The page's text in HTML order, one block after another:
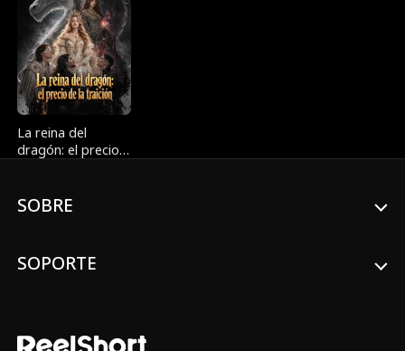
La reina del
dragón: el precio
SOBRE
SOPORTE